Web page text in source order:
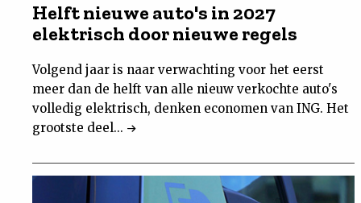
Helft nieuwe auto's in 2027
elektrisch door nieuwe regels
Volgend jaar is naar verwachting voor het eerst
meer dan de helft van alle nieuw verkochte auto's
volledig elektrisch, denken economen van ING. Het
grootste deel...